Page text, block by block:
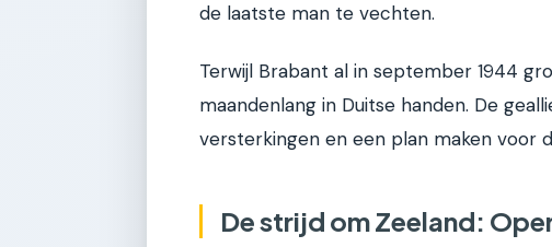
de laatste man te vechten.
Terwijl Brabant al in september 1944
maandenlang in Duitse handen. De
versterkingen en een plan maken voor
De strijd om Zeeland: